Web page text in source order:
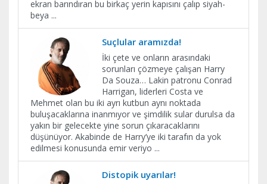
ekran barındıran bu birkaç yerin kapısını çalıp siyah-
beya ...
Suçlular aramızda!
İki çete ve onların arasındaki
sorunları çözmeye çalışan Harry
Da Souza… Lakin patronu Conrad
Harrigan, liderleri Costa ve
Mehmet olan bu iki ayrı kutbun aynı noktada
buluşacaklarına inanmıyor ve şimdilik sular durulsa da
yakın bir gelecekte yine sorun çıkaracaklarını
düşünüyor. Akabinde de Harry’ye iki tarafın da yok
edilmesi konusunda emir veriyo ...
Distopik uyarılar!